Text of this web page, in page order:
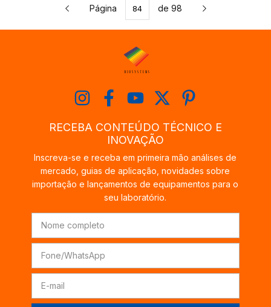
Página de 98
RECEBA CONTEÚDO TÉCNICO E
INOVAÇÃO
Inscreva-se e receba em primeira mão análises de
mercado, guias de aplicação, novidades sobre
importação e lançamentos de equipamentos para o
seu laboratório.